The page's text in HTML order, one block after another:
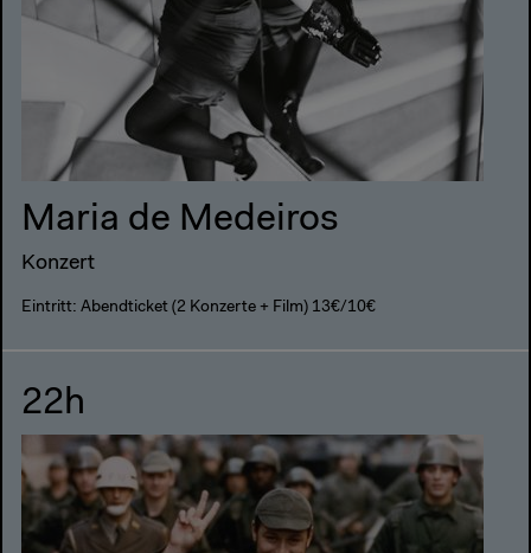
Maria de Medeiros
Konzert
Eintritt: Abendticket (2 Konzerte + Film) 13€/10€
22h